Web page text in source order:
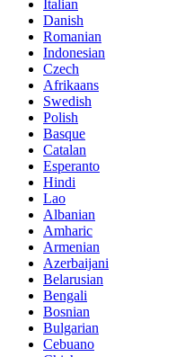
Italian
Danish
Romanian
Indonesian
Czech
Afrikaans
Swedish
Polish
Basque
Catalan
Esperanto
Hindi
Lao
Albanian
Amharic
Armenian
Azerbaijani
Belarusian
Bengali
Bosnian
Bulgarian
Cebuano